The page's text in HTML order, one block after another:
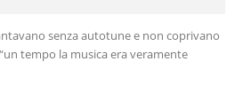
senza autotune e non coprivano
tempo la musica era veramente